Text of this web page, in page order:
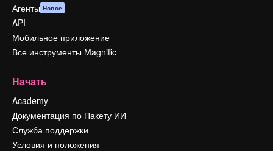
Агенты Новое
API
Мобильное приложение
Все инструменты Magnific
Начать
Academy
Документация по Пакету ИИ
Служба поддержки
Условия и положения